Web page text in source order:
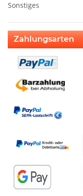
Sonstiges
Zahlungsarten